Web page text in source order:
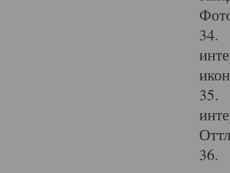
34.
35.
36.